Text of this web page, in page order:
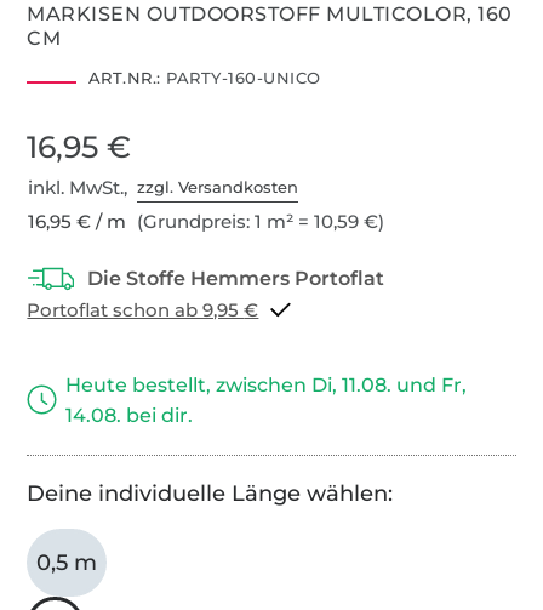
MARKISEN OUTDOORSTOFF MULTICOLOR, 160
CM
ART.NR.: PARTY-160-UNICO
16,95 €
inkl. MwSt.,zzgl. Versandkosten
16,95 € / m (Grundpreis: 1 m² = 10,59 €)
Portoflat schon ab 9,95 €
Heute bestellt, zwischen Di, 11.08. und Fr,
14.08. bei dir.
Deine individuelle Länge wählen:
0,5 m